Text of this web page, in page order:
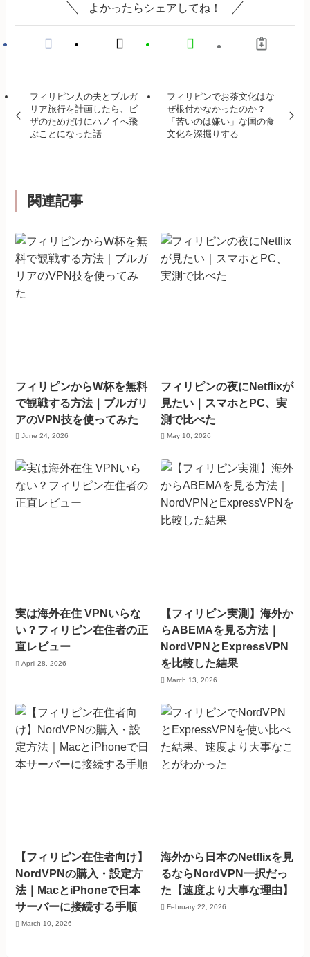
よかったらシェアしてね！
フィリピン人の夫とブルガ
リア旅行を計画したら、ビ
ザのためだけにハノイへ飛
ぶことになった話
フィリピンでお茶文化はな
ぜ根付かなかったのか？
「苦いのは嫌い」な国の食
文化を深掘りする
関連記事
フィリピンからW杯を無料
で観戦する方法｜ブルガリ
アのVPN技を使ってみた
June 24, 2026
フィリピンの夜にNetflixが
見たい｜スマホとPC、実
測で比べた
May 10, 2026
実は海外在住 VPNいらな
い？フィリピン在住者の正
直レビュー
April 28, 2026
【フィリピン実測】海外か
らABEMAを見る方法｜
NordVPNとExpressVPN
を比較した結果
March 13, 2026
【フィリピン在住者向け】
NordVPNの購入・設定方
法｜MacとiPhoneで日本
サーバーに接続する手順
March 10, 2026
海外から日本のNetflixを見
るならNordVPN一択だっ
た【速度より大事な理由】
February 22, 2026